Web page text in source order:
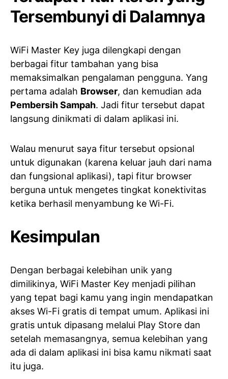
Tersembunyi di Dalamnya
WiFi Master Key juga dilengkapi dengan
berbagai fitur tambahan yang bisa
memaksimalkan pengalaman pengguna. Yang
pertama adalah Browser, dan kemudian ada
Pembersih Sampah. Jadi fitur tersebut dapat
langsung dinikmati di dalam aplikasi ini.
Walau menurut saya fitur tersebut opsional
untuk digunakan (karena keluar jauh dari nama
dan fungsional aplikasi), tapi fitur browser
berguna untuk mengetes tingkat konektivitas
ketika berhasil menyambung ke Wi-Fi.
Kesimpulan
Dengan berbagai kelebihan unik yang
dimilikinya, WiFi Master Key menjadi pilihan
yang tepat bagi kamu yang ingin mendapatkan
akses Wi-Fi gratis di tempat umum. Aplikasi ini
gratis untuk dipasang melalui Play Store dan
setelah memasangnya, semua kelebihan yang
ada di dalam aplikasi ini bisa kamu nikmati saat
itu juga.